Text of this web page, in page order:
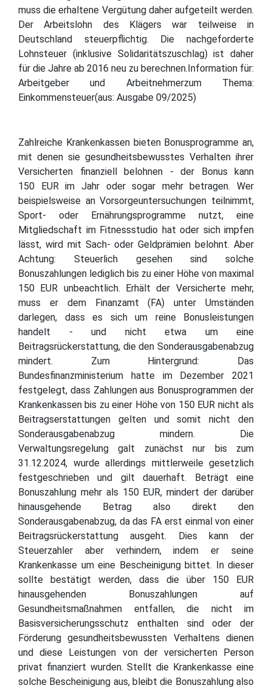
muss die erhaltene Vergütung daher aufgeteilt werden.
Der Arbeitslohn des Klägers war teilweise in
Deutschland steuerpflichtig. Die nachgeforderte
Lohnsteuer (inklusive Solidaritätszuschlag) ist daher
für die Jahre ab 2016 neu zu berechnen.Information für:
Arbeitgeber und Arbeitnehmerzum Thema:
Einkommensteuer(aus: Ausgabe 09/2025)
Zahlreiche Krankenkassen bieten Bonusprogramme an,
mit denen sie gesundheitsbewusstes Verhalten ihrer
Versicherten finanziell belohnen - der Bonus kann
150 EUR im Jahr oder sogar mehr betragen. Wer
beispielsweise an Vorsorgeuntersuchungen teilnimmt,
Sport- oder Ernährungsprogramme nutzt, eine
Mitgliedschaft im Fitnessstudio hat oder sich impfen
lässt, wird mit Sach- oder Geldprämien belohnt. Aber
Achtung: Steuerlich gesehen sind solche
Bonuszahlungen lediglich bis zu einer Höhe von maximal
150 EUR unbeachtlich. Erhält der Versicherte mehr,
muss er dem Finanzamt (FA) unter Umständen
darlegen, dass es sich um reine Bonusleistungen
handelt - und nicht etwa um eine
Beitragsrückerstattung, die den Sonderausgabenabzug
mindert. Zum Hintergrund: Das
Bundesfinanzministerium hatte im Dezember 2021
festgelegt, dass Zahlungen aus Bonusprogrammen der
Krankenkassen bis zu einer Höhe von 150 EUR nicht als
Beitragserstattungen gelten und somit nicht den
Sonderausgabenabzug mindern. Die
Verwaltungsregelung galt zunächst nur bis zum
31.12.2024, wurde allerdings mittlerweile gesetzlich
festgeschrieben und gilt dauerhaft. Beträgt eine
Bonuszahlung mehr als 150 EUR, mindert der darüber
hinausgehende Betrag also direkt den
Sonderausgabenabzug, da das FA erst einmal von einer
Beitragsrückerstattung ausgeht. Dies kann der
Steuerzahler aber verhindern, indem er seine
Krankenkasse um eine Bescheinigung bittet. In dieser
sollte bestätigt werden, dass die über 150 EUR
hinausgehenden Bonuszahlungen auf
Gesundheitsmaßnahmen entfallen, die nicht im
Basisversicherungsschutz enthalten sind oder der
Förderung gesundheitsbewussten Verhaltens dienen
und diese Leistungen von der versicherten Person
privat finanziert wurden. Stellt die Krankenkasse eine
solche Bescheinigung aus, bleibt die Bonuszahlung also